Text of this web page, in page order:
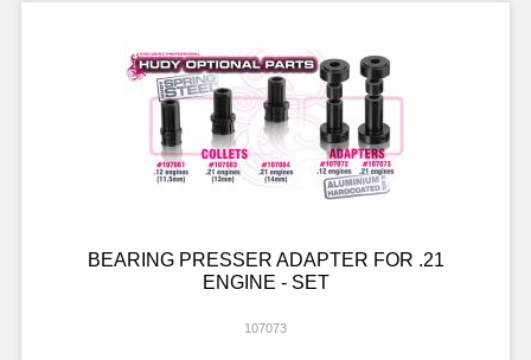
BEARING PRESSER ADAPTER FOR .21
ENGINE - SET
107073